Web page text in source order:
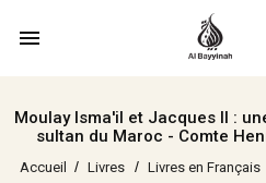
menu
Moulay Isma'il et Jacques II :
sultan du Maroc - Comte
Accueil Livres Livres en Français